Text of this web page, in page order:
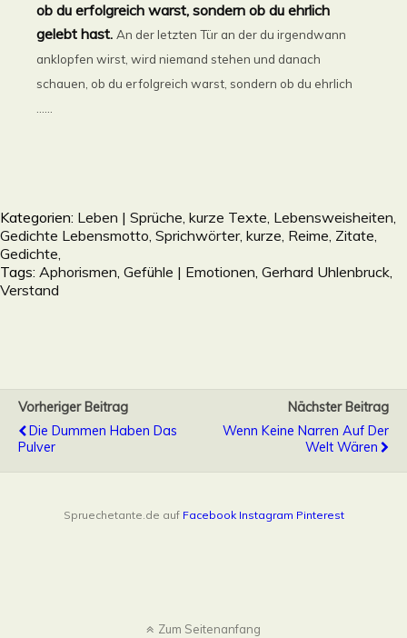
ob du erfolgreich warst, sondern ob du ehrlich
gelebt hast. An der letzten Tür an der du irgendwann
anklopfen wirst, wird niemand stehen und danach
schauen, ob du erfolgreich warst, sondern ob du ehrlich
......
Kategorien: Leben | Sprüche, kurze Texte, Lebensweisheiten,
Gedichte Lebensmotto, Sprichwörter, kurze, Reime, Zitate,
Gedichte,
Tags: Aphorismen Gefühle | Emotionen Gerhard Uhlenbruck
Verstand
Vorheriger Beitrag
Die Dummen Haben Das
Pulver
Nächster Beitrag
Wenn Keine Narren Auf Der
Welt Wären
Spruechetante.de auf Facebook Instagram Pinterest
Zum Seitenanfang